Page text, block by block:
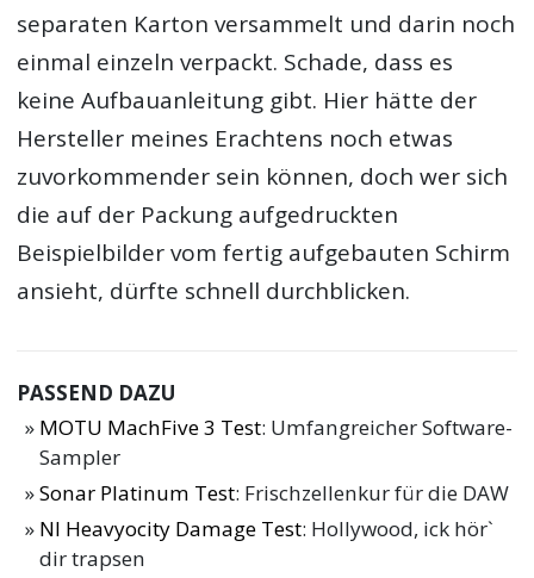
separaten Karton versammelt und darin noch
einmal einzeln verpackt. Schade, dass es
keine Aufbauanleitung gibt. Hier hätte der
Hersteller meines Erachtens noch etwas
zuvorkommender sein können, doch wer sich
die auf der Packung aufgedruckten
Beispielbilder vom fertig aufgebauten Schirm
ansieht, dürfte schnell durchblicken.
PASSEND DAZU
MOTU MachFive 3 Test: Umfangreicher Software-
Sampler
Sonar Platinum Test: Frischzellenkur für die DAW
NI Heavyocity Damage Test: Hollywood, ick hör`
dir trapsen